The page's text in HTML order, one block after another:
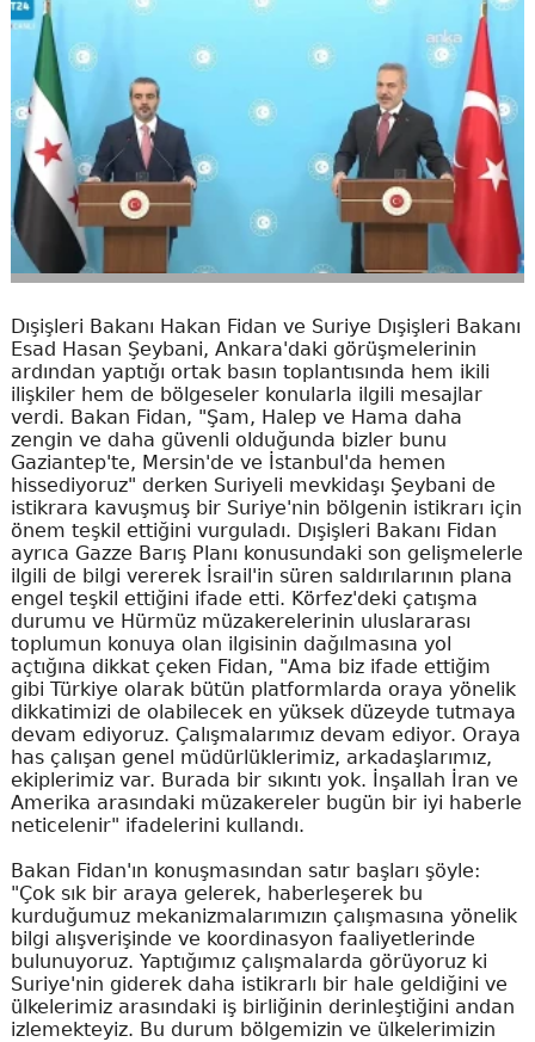
Dışişleri Bakanı Hakan Fidan ve Suriye Dışişleri Bakanı
Esad Hasan Şeybani, Ankara'daki görüşmelerinin
ardından yaptığı ortak basın toplantısında hem ikili
ilişkiler hem de bölgeseler konularla ilgili mesajlar
verdi. Bakan Fidan, "Şam, Halep ve Hama daha
zengin ve daha güvenli olduğunda bizler bunu
Gaziantep'te, Mersin'de ve İstanbul'da hemen
hissediyoruz" derken Suriyeli mevkidaşı Şeybani de
istikrara kavuşmuş bir Suriye'nin bölgenin istikrarı için
önem teşkil ettiğini vurguladı. Dışişleri Bakanı Fidan
ayrıca Gazze Barış Planı konusundaki son gelişmelerle
ilgili de bilgi vererek İsrail'in süren saldırılarının plana
engel teşkil ettiğini ifade etti. Körfez'deki çatışma
durumu ve Hürmüz müzakerelerinin uluslararası
toplumun konuya olan ilgisinin dağılmasına yol
açtığına dikkat çeken Fidan, "Ama biz ifade ettiğim
gibi Türkiye olarak bütün platformlarda oraya yönelik
dikkatimizi de olabilecek en yüksek düzeyde tutmaya
devam ediyoruz. Çalışmalarımız devam ediyor. Oraya
has çalışan genel müdürlüklerimiz, arkadaşlarımız,
ekiplerimiz var. Burada bir sıkıntı yok. İnşallah İran ve
Amerika arasındaki müzakereler bugün bir iyi haberle
neticelenir" ifadelerini kullandı.
Bakan Fidan'ın konuşmasından satır başları şöyle:
"Çok sık bir araya gelerek, haberleşerek bu
kurduğumuz mekanizmalarımızın çalışmasına yönelik
bilgi alışverişinde ve koordinasyon faaliyetlerinde
bulunuyoruz. Yaptığımız çalışmalarda görüyoruz ki
Suriye'nin giderek daha istikrarlı bir hale geldiğini ve
ülkelerimiz arasındaki iş birliğinin derinleştiğini andan
izlemekteyiz. Bu durum bölgemizin ve ülkelerimizin